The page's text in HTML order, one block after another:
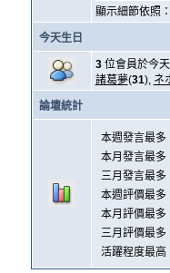
顯示細節依照：
今天生日
3位會員於今
諸葛夢(31), ネ
論壇統計
本週發言最
本月發言最多
三月發言最多
本週評價最多
本月評價最多
三月評價最多
活躍程度最高